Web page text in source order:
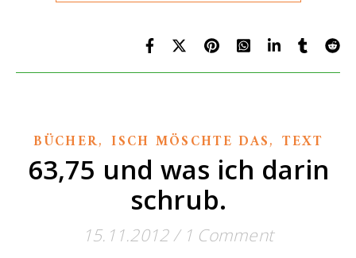
BÜCHER,ISCH MÖSCHTE DAS,TEXT
63,75 und was ich darin
schrub.
15.11.2012/ 1 Comment